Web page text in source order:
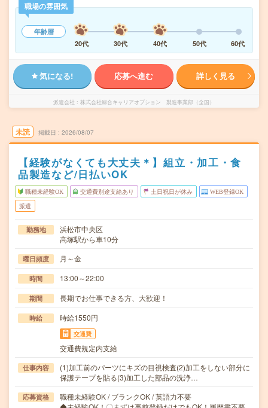
職場の雰囲気
年齢層
20代
30代 40代 50代 60代
気になる! 応募へ進む 詳しく見る
派遣会社 株式会社綜合キャリアオプション 製造事業部（全国）
未読 掲載日 2026/08/07
【経験がなくても大丈夫＊】組立・加工・食
品製造など/日払いOK
職種未経験OK 交通費別途支給あり 土日祝日が休み WEB登録OK
派遣
勤務地
浜松市中央区
高塚駅から車10分
曜日頻度 月～金
時間 13:00～22:00
期間 長期でお仕事できる方、大歓迎！
時給 時給1550円
交通費
交通費規定内支給
仕事内容
(1)加工前のパーツにキズの目視検査(2)加工をしない部分に
保護テープを貼る(3)加工した部品の洗浄…
応募資格
職種未経験OK / ブランクOK / 英語力不要